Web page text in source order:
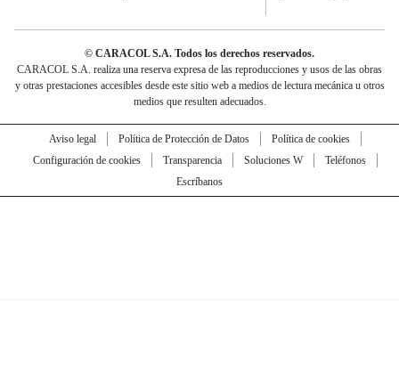
© CARACOL S.A. Todos los derechos reservados.
CARACOL S.A. realiza una reserva expresa de las reproducciones y usos de las obras
y otras prestaciones accesibles desde este sitio web a medios de lectura mecánica u otros
medios que resulten adecuados.
Aviso legal Política de Protección de Datos
Política de cookies
Configuración de cookies
Transparencia Soluciones W
Teléfonos
Escríbanos